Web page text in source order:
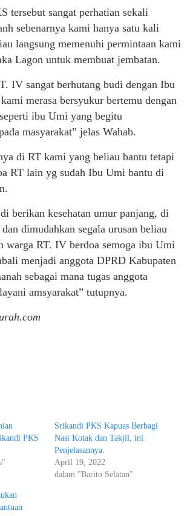
tersebut sangat perhatian sekali
sebenarnya kami hanya satu kali
langsung memenuhi permintaan kami
Lagon untuk membuat jembatan.
IV sangat berhutang budi dengan Ibu
merasa bersyukur bertemu dengan
ibu Umi yang begitu
masyarakat” jelas Wahab.
di RT kami yang beliau bantu tetapi
RT lain yg sudah Ibu Umi bantu di
berikan kesehatan umur panjang, di
dimudahkan segala urusan beliau
warga RT. IV berdoa semoga ibu Umi
menjadi anggota DPRD Kabupaten
sebagai mana tugas anggota
amsyarakat” tutupnya.
PKS
Srikandi PKS Kapuas Berbagi
Nasi Kotak dan Takjil, ini
Penjelasannya.
April 19, 2022
dalam "Barito Selatan"